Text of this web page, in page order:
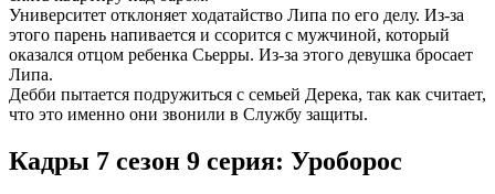
Университет отклоняет ходатайство Липа по его делу. Из-за
этого парень напивается и ссорится с мужчиной, который
оказался отцом ребенка Сьерры. Из-за этого девушка бросает
Липа.
Дебби пытается подружиться с семьей Дерека, так как считает,
что это именно они звонили в Службу защиты.
Кадры 7 сезон 9 серия: Уроборос